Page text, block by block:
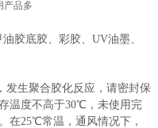
产品多
底胶、彩胶、UV油墨、
发生聚合胶化反应，请密封保
温度不高于30℃，未使用完
在25℃常温，通风情况下，